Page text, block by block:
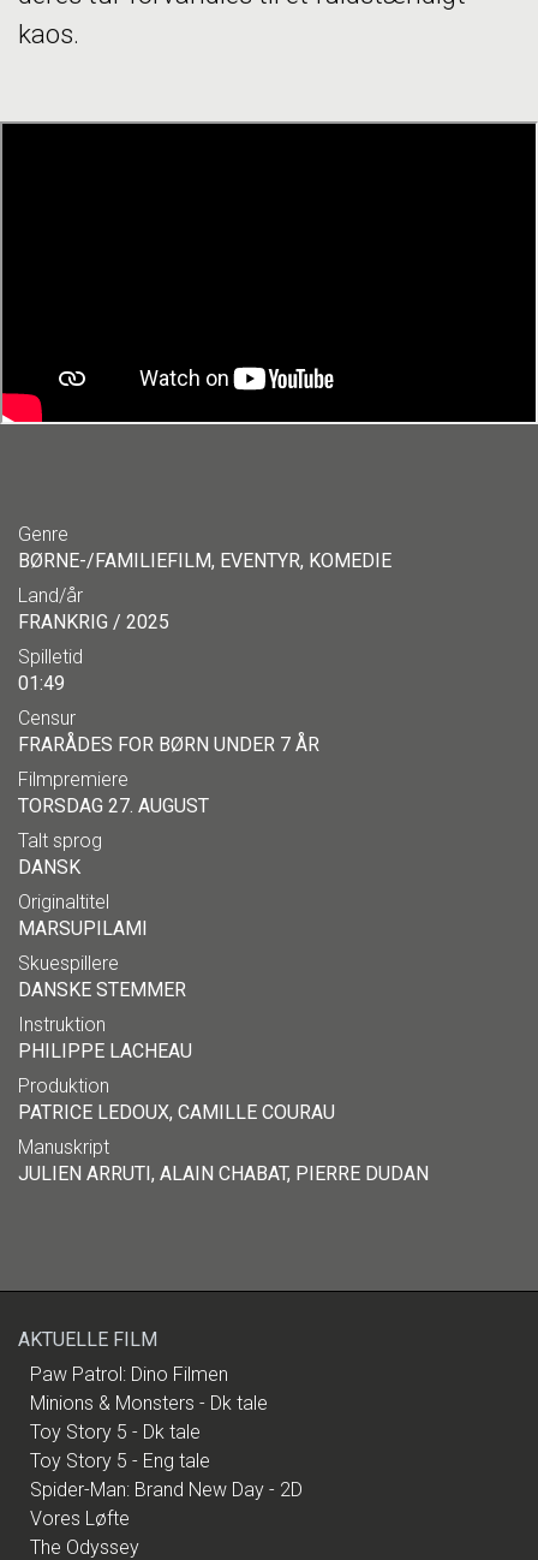
kaos.
Genre
BØRNE-/FAMILIEFILM, EVENTYR, KOMEDIE
Land/år
FRANKRIG / 2025
Spilletid
01:49
Censur
FRARÅDES FOR BØRN UNDER 7 ÅR
Filmpremiere
TORSDAG 27. AUGUST
Talt sprog
DANSK
Originaltitel
MARSUPILAMI
Skuespillere
DANSKE STEMMER
Instruktion
PHILIPPE LACHEAU
Produktion
PATRICE LEDOUX, CAMILLE COURAU
Manuskript
JULIEN ARRUTI, ALAIN CHABAT, PIERRE DUDAN
AKTUELLE FILM
Paw Patrol: Dino Filmen
Minions & Monsters - Dk tale
Toy Story 5 - Dk tale
Toy Story 5 - Eng tale
Spider-Man: Brand New Day - 2D
Vores Løfte
The Odyssey